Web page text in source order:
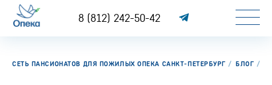
8 (812) 242-50-42
СЕТЬ ПАНСИОНАТОВ ДЛЯ ПОЖИЛЫХ ОПЕКА САНКТ-ПЕТЕРБУРГ БЛОГ